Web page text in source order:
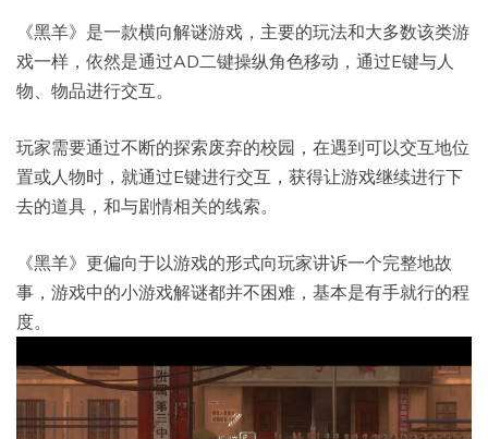
《黑羊》是一款横向解谜游戏，主要的玩法和大多数该类游
戏一样，依然是通过AD二键操纵角色移动，通过E键与人
物、物品进行交互。
玩家需要通过不断的探索废弃的校园，在遇到可以交互地位
置或人物时，就通过E键进行交互，获得让游戏继续进行下
去的道具，和与剧情相关的线索。
《黑羊》更偏向于以游戏的形式向玩家讲诉一个完整地故
事，游戏中的小游戏解谜都并不困难，基本是有手就行的程
度。